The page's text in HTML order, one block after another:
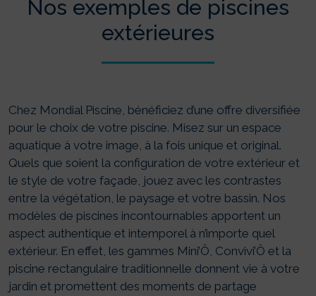
Nos exemples de piscines
extérieures
Chez Mondial Piscine, bénéficiez d’une offre diversifiée
pour le choix de votre piscine. Misez sur un espace
aquatique à votre image, à la fois unique et original.
Quels que soient la configuration de votre extérieur et
le style de votre façade, jouez avec les contrastes
entre la végétation, le paysage et votre bassin. Nos
modèles de piscines incontournables apportent un
aspect authentique et intemporel à n’importe quel
extérieur. En effet, les gammes Mini’Ô, Convivi’Ô et la
piscine rectangulaire traditionnelle donnent vie à votre
jardin et promettent des moments de partage